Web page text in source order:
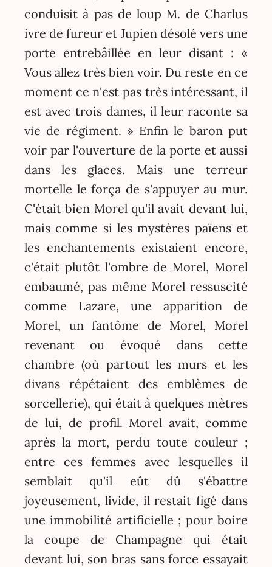
conduisit à pas de loup M. de Charlus
ivre de fureur et Jupien désolé vers une
porte entrebâillée en leur disant : «
Vous allez très bien voir. Du reste en ce
moment ce n'est pas très intéressant, il
est avec trois dames, il leur raconte sa
vie de régiment. » Enfin le baron put
voir par l'ouverture de la porte et aussi
dans les glaces. Mais une terreur
mortelle le força de s'appuyer au mur.
C'était bien Morel qu'il avait devant lui,
mais comme si les mystères païens et
les enchantements existaient encore,
c'était plutôt l'ombre de Morel, Morel
embaumé, pas même Morel ressuscité
comme Lazare, une apparition de
Morel, un fantôme de Morel, Morel
revenant ou évoqué dans cette
chambre (où partout les murs et les
divans répétaient des emblèmes de
sorcellerie), qui était à quelques mètres
de lui, de profil. Morel avait, comme
après la mort, perdu toute couleur ;
entre ces femmes avec lesquelles il
semblait qu'il eût dû s'ébattre
joyeusement, livide, il restait figé dans
une immobilité artificielle ; pour boire
la coupe de Champagne qui était
devant lui, son bras sans force essayait